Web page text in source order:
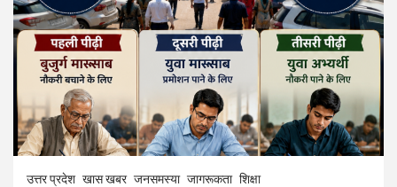
उत्तर प्रदेश खास खबर जनसमस्या जागरूकता शिक्षा